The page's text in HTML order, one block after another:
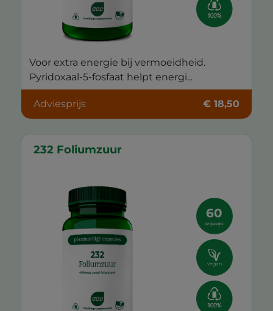
Voor extra energie bij vermoeidheid.
Pyridoxaal-5-fosfaat helpt energi...
Adviesprijs € 18,50
232 Foliumzuur
60
vegacaps
vegan